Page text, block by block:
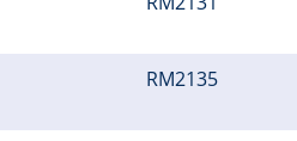
RM2135